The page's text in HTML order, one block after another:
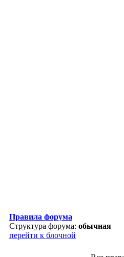
Правила форума
Структура форума: обычная
перейти к блочной